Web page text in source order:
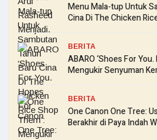
Menu Mala-tup Untuk
Cina Di The Chicken
BERITA
ABARO ‘Shoes For
Mengukir Senyuman
BERITA
One Canon One Tree:
Berakhir di Paya Indah